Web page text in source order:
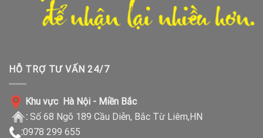
HỖ TRỢ TƯ VẤN 24/7
Khu vực Hà Nội - Miền Bắc
: Số 68 Ngõ 189 Cầu Diễn, Bắc Từ Liêm,HN
:0978 299 655